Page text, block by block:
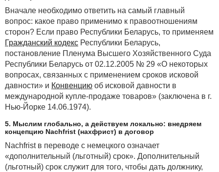
Вначале необходимо ответить на самый главный
вопрос: какое право применимо к правоотношениям
сторон? Если право Республики Беларусь, то применяем
Гражданский кодекс Республики Беларусь,
постановление Пленума Высшего Хозяйственного Суда
Республики Беларусь от 02.12.2005 № 29 «О некоторых
вопросах, связанных с применением сроков исковой
давности» и Конвенцию об исковой давности в
международной купле-продаже товаров» (заключена в г.
Нью-Йорке 14.06.1974).
5. Мыслим глобально, а действуем локально: внедряем
концепцию Nachfrist (нахфрист) в договор
Nachfrist в переводе с немецкого означает
«дополнительный (льготный) срок». Дополнительный
(льготный) срок служит для того, чтобы дать должнику,